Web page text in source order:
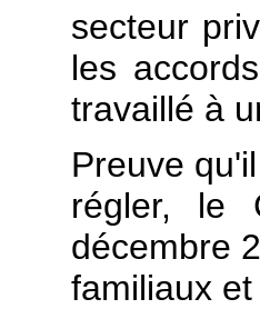
secteur
les
travaillé à
Preuve
régler, le
décembre
familiaux